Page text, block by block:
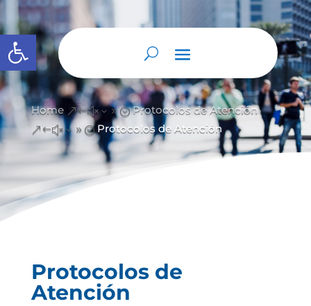
Open toolbar
Home &#x39; Protocolos de Atención
&#x39; Protocolos de Atención
Protocolos de
Atención